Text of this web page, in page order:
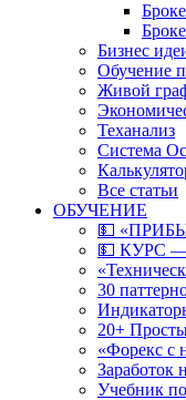
Бизнес
Обучение
Живой
Теханализ
Система
Все статьи
ОБУЧЕНИЕ
💵
💵 КУРС
30
20+
«Форекс с
Учебник